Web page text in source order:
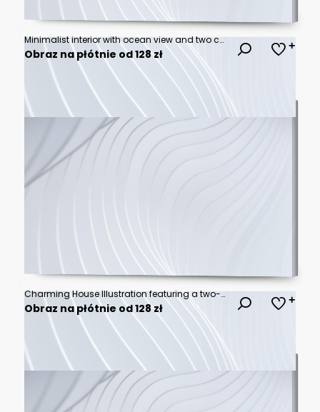
Minimalist interior with ocean view and two chairs.
Obraz na płótnie od 128 zł
Charming House Illustration featuring a two-story suburban home with glowing windows and green trees in a flat vector style, ideal for real estate marketing and home insurance.
Obraz na płótnie od 128 zł